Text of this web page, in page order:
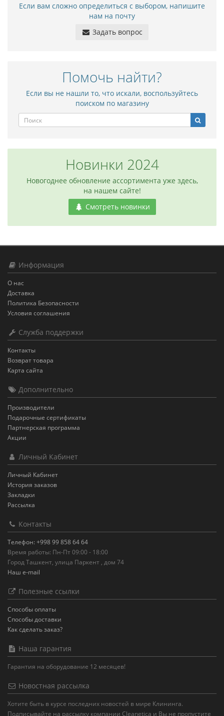
Если вам сложно определиться с выбором, напишите
нам на почту
Задать вопрос
Помочь найти?
Если вы не нашли то, что искали, воспользуйтесь
поиском по магазину
Новинки 2024
Новогоднее обновление ассортимента уже здесь,
на нашем сайте!
Смотреть новинки
Информация
О нас
Доставка
Политика Безопасности
Условия соглашения
Служба поддержки
Контакты
Возврат товара
Карта сайта
Дополнительно
Производители
Подарочные сертификаты
Партнерская программа
Акции
Личный Кабинет
Личный Кабинет
История заказов
Закладки
Рассылка
Контакты
Телефон: +998 99 858 64 64
Время работы: Пн-Пт 09:00 - 18:00
Город Ташкент, улица Паркент , дом 74
Наш e-mail
Полезные ссылки
Способы оплаты
Способы доставки
Как сделать заказ?
Наша гарантия
Гарантия на оборудование 12 месяцев!
Новостная рассылка
Хотите быть в курсе последних новостей в мире Клининга.
Подписывайте на рассылку компании Cleanetica и Вы не пропустите